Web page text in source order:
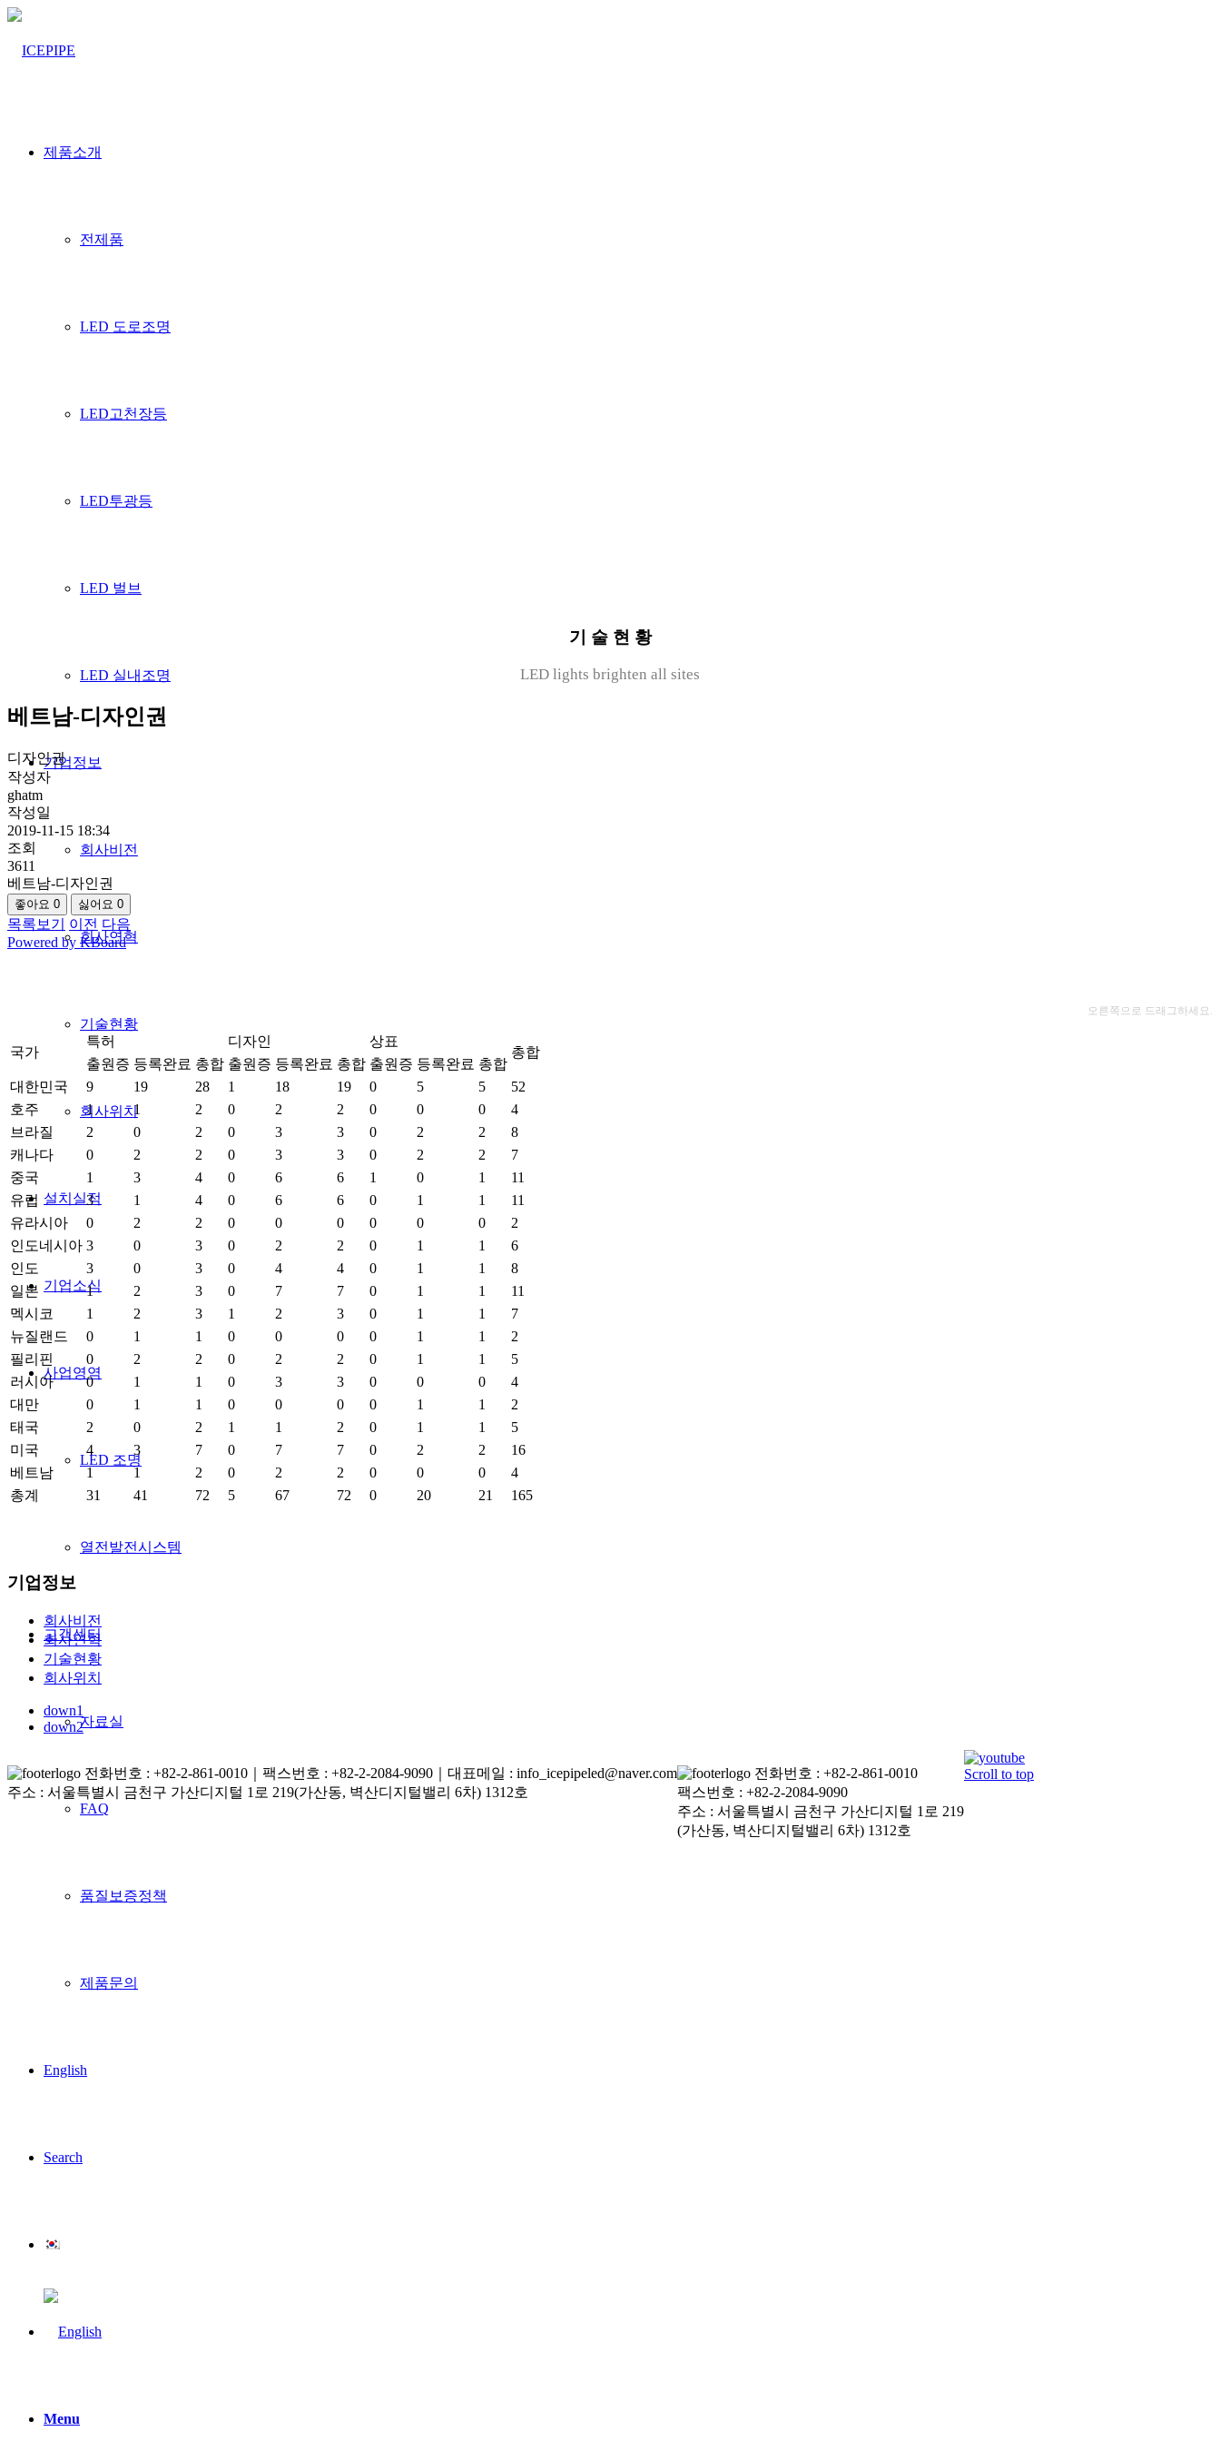
제품소개
전제품
LED 도로조명
LED고천장등
LED투광등
LED 벌브
LED 실내조명
기업정보
회사비전
회사연혁
기술현황
회사위치
설치실적
기업소식
사업영역
LED 조명
열전발전시스템
고객센터
자료실
FAQ
품질보증정책
제품문의
English
Search
Menu
기 술 현 황
LED lights brighten all sites
베트남-디자인권
디자인권
작성자
ghatm
작성일
2019-11-15 18:34
조회
3611
베트남-디자인권
좋아요 0 싫어요 0
목록보기 이전 다음
Powered by KBoard
오른쪽으로 드래그하세요.
국가
특허 디자인 상표
총합
출원증 등록완료 총합 출원증 등록완료 총합 출원증 등록완료 총합
대한민국
9 19 28 1 18 19 0 5 5
52
호주
1 1 2 0 2 2 0 0 0
4
브라질
2 0 2 0 3 3 0 2 2
8
캐나다
0 2 2 0 3 3 0 2 2
7
중국
1 3 4 0 6 6 1 0 1
11
유럽
3 1 4 0 6 6 0 1 1
11
유라시아
0 2 2 0 0 0 0 0 0
2
인도네시아 3 0 3 0 2 2 0 1 1
6
인도
3 0 3 0 4 4 0 1 1
8
일본
1 2 3 0 7 7 0 1 1
11
멕시코
1 2 3 1 2 3 0 1 1
7
뉴질랜드
0 1 1 0 0 0 0 1 1
2
필리핀
0 2 2 0 2 2 0 1 1
5
러시아
0 1 1 0 3 3 0 0 0
4
대만
0 1 1 0 0 0 0 1 1
2
태국
2 0 2 1 1 2 0 1 1
5
미국
4 3 7 0 7 7 0 2 2
16
베트남
1 1 2 0 2 2 0 0 0
4
총계
31 41 72 5 67 72 0 20 21 165
기업정보
회사비전
회사연혁
기술현황
회사위치
down1
down2
전화번호 : +82-2-861-0010｜팩스번호 : +82-2-2084-9090｜대표메일 : info_icepipeled@naver.com
주소 : 서울특별시 금천구 가산디지털 1로 219(가산동, 벽산디지털밸리 6차) 1312호
전화번호 : +82-2-861-0010
팩스번호 : +82-2-2084-9090
주소 : 서울특별시 금천구 가산디지털 1로 219
(가산동, 벽산디지털밸리 6차) 1312호
Scroll to top